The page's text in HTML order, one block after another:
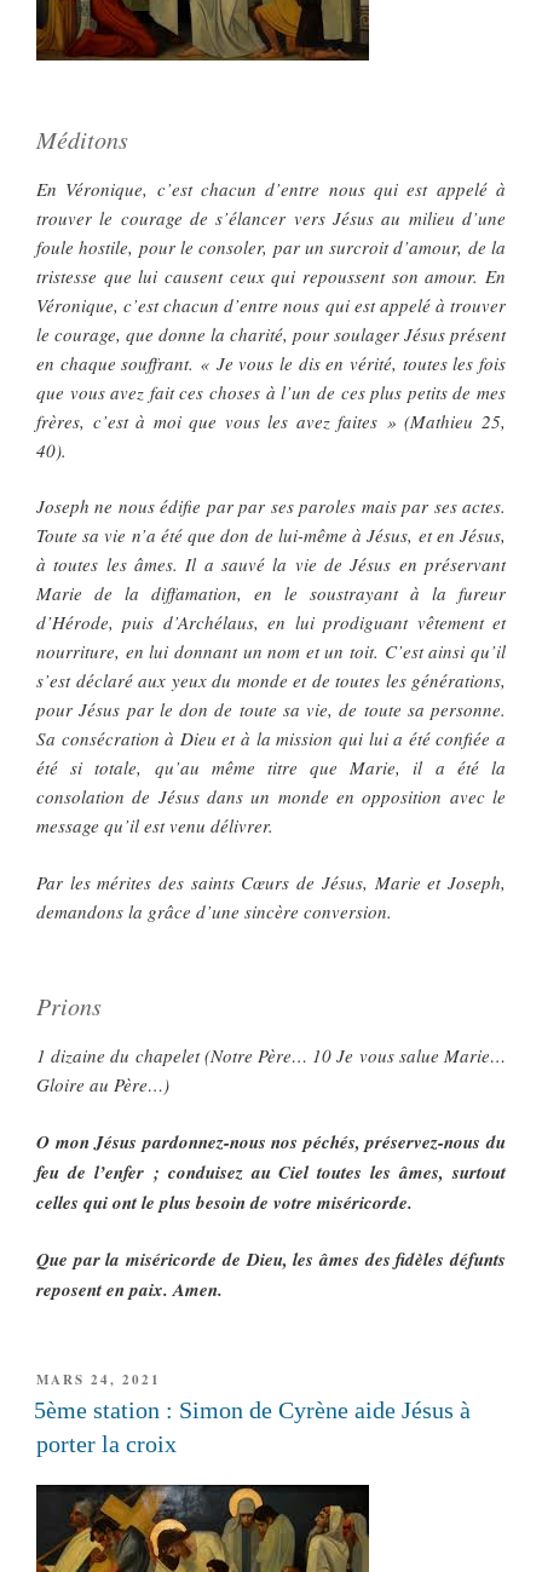
Méditons
En Véronique, c’est chacun d’entre nous qui est appelé à
trouver le courage de s’élancer vers Jésus au milieu d’une
foule hostile, pour le consoler, par un surcroit d’amour, de la
tristesse que lui causent ceux qui repoussent son amour. En
Véronique, c’est chacun d’entre nous qui est appelé à trouver
le courage, que donne la charité, pour soulager Jésus présent
en chaque souffrant. « Je vous le dis en vérité, toutes les fois
que vous avez fait ces choses à l’un de ces plus petits de mes
frères, c’est à moi que vous les avez faites » (Mathieu 25,
40).
Joseph ne nous édifie par par ses paroles mais par ses actes.
Toute sa vie n’a été que don de lui-même à Jésus, et en Jésus,
à toutes les âmes. Il a sauvé la vie de Jésus en préservant
Marie de la diffamation, en le soustrayant à la fureur
d’Hérode, puis d’Archélaus, en lui prodiguant vêtement et
nourriture, en lui donnant un nom et un toit. C’est ainsi qu’il
s’est déclaré aux yeux du monde et de toutes les générations,
pour Jésus par le don de toute sa vie, de toute sa personne.
Sa consécration à Dieu et à la mission qui lui a été confiée a
été si totale, qu’au même titre que Marie, il a été la
consolation de Jésus dans un monde en opposition avec le
message qu’il est venu délivrer.
Par les mérites des saints Cœurs de Jésus, Marie et Joseph,
demandons la grâce d’une sincère conversion.
Prions
1 dizaine du chapelet (Notre Père… 10 Je vous salue Marie…
Gloire au Père…)
O mon Jésus pardonnez-nous nos péchés, préservez-nous du
feu de l’enfer ; conduisez au Ciel toutes les âmes, surtout
celles qui ont le plus besoin de votre miséricorde.
Que par la miséricorde de Dieu, les âmes des fidèles défunts
reposent en paix. Amen.
PUBLIÉ
LE
MARS 24, 2021
5ème station : Simon de Cyrène aide Jésus à
porter la croix